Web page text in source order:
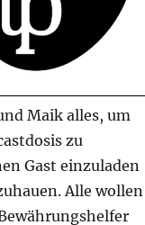
Maik alles, um
zu
Gast einzuladen
Alle wollen